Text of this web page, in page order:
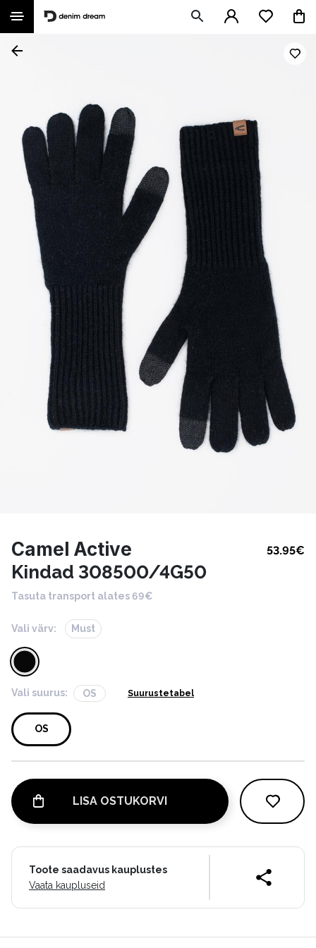
Camel Active 53.95€
Kindad 308500/4G50
Tasuta transport alates 69€
Vali värv: Must
Vali suurus: OS Suurustetabel
OS
LISA OSTUKORVI
Toote saadavus kauplustes
Vaata kaupluseid